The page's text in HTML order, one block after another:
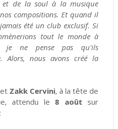
de la soul à la musique
compositions. Et quand il
été un club exclusif. Si
tout le monde à
je ne pense pas qu'ils
Alors, nous avons créé la
et Zakk Cervini, à la tête de
attendu le 8 août sur